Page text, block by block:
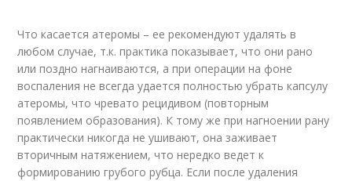
Что касается атеромы – ее рекомендуют удалять в
любом случае, т.к. практика показывает, что они рано
или поздно нагнаиваются, а при операции на фоне
воспаления не всегда удается полностью убрать капсулу
атеромы, что чревато рецидивом (повторным
появлением образования). К тому же при нагноении рану
практически никогда не ушивают, она заживает
вторичным натяжением, что нередко ведет к
формированию грубого рубца. Если после удаления